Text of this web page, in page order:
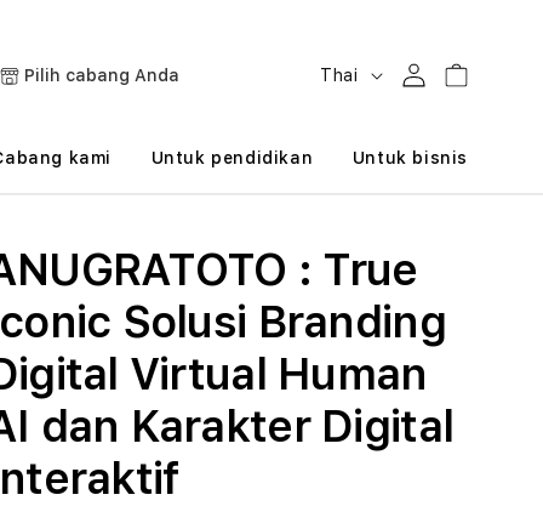
Pilih cabang Anda
B
h
a
Thai MasukKeranjang
kami Untuk pendidikan Untuk bisnis
: True
Solusi Branding
Virtual Human
dan Karakter Digital